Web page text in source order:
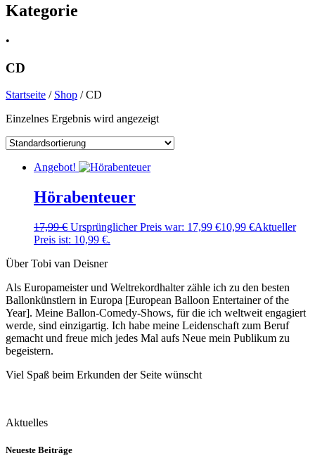
Kategorie
•
CD
Startseite / Shop / CD
Einzelnes Ergebnis wird angezeigt
Angebot!
Hörabenteuer
17,99€ Ursprünglicher Preis war: 17,99 €10,99 €Aktueller
Preis ist: 10,99 €.
Über Tobi van Deisner
Als Europameister und Weltrekordhalter zähle ich zu den besten
Ballonkünstlern in Europa [European Balloon Entertainer of the
Year]. Meine Ballon-Comedy-Shows, für die ich weltweit engagiert
werde, sind einzigartig. Ich habe meine Leidenschaft zum Beruf
gemacht und freue mich jedes Mal aufs Neue mein Publikum zu
begeistern.
Viel Spaß beim Erkunden der Seite wünscht
Aktuelles
Neueste Beiträge